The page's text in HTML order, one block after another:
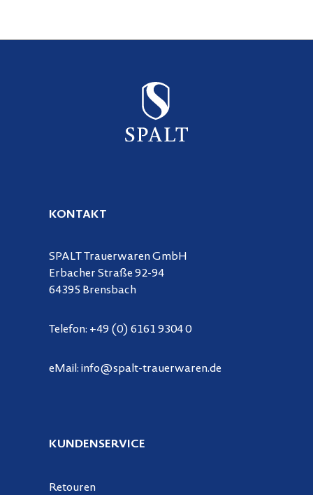
KONTAKT
SPALT Trauerwaren GmbH
Erbacher Straße 92-94
64395 Brensbach
Telefon: +49 (0) 6161 9304 0
eMail: info@spalt-trauerwaren.de
KUNDENSERVICE
Retouren